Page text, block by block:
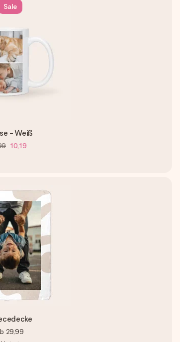
Sale
- Weiß
10,19
29,99